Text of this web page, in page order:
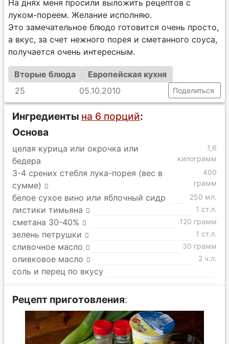
На днях меня просили выложить рецептов с
луком-пореем. Желание исполняю.
Это замечательное блюдо готовится очень просто,
а вкус, за счет нежного порея и сметанного соуса,
получается очень интересным.
Вторые блюда
Европейская кухня
25
05.10.2010 Поделиться
Ингредиенты на 6 порций:
Основа
целая курица или окрочка или
бедера
1,6
килограмм
3-4 срених стебля лука-порея (вес в
сумме)
400
грамм
белое сухое вино или яблочный сидр 250 мл.
листики тимьяна 1 ст.л.
сметана 30-40% 120 грамм
зелень петрушки 1 ст.л.
сливочное масло 30 грамм
оливковое масло 2 ч.л.
соль и перец по вкусу
Рецепт приготовления: